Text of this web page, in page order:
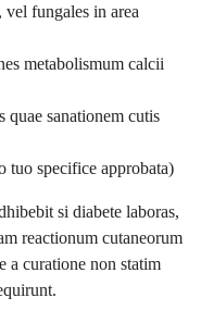
fungales in area
metabolismum calcii
quae sanationem cutis
tuo specifice approbata)
si diabete laboras,
reactionum cutaneorum
a curatione non statim